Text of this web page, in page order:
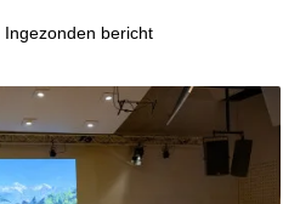
Ingezonden bericht